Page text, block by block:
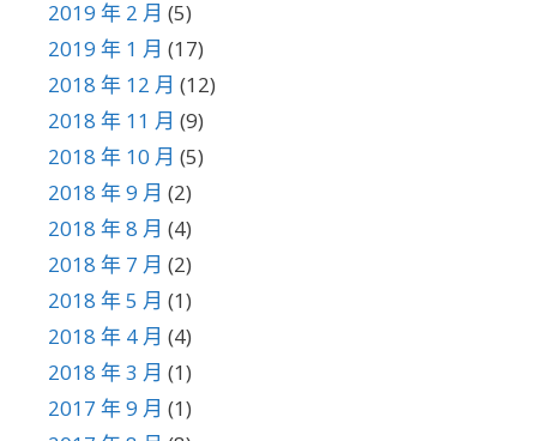
2019 年 2 月 (5)
2019 年 1 月 (17)
2018 年 12 月 (12)
2018 年 11 月 (9)
2018 年 10 月 (5)
2018 年 9 月 (2)
2018 年 8 月 (4)
2018 年 7 月 (2)
2018 年 5 月 (1)
2018 年 4 月 (4)
2018 年 3 月 (1)
2017 年 9 月 (1)